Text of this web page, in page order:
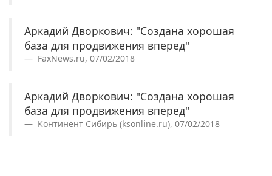
Аркадий Дворкович: "Создана хорошая
база для продвижения вперед"
FaxNews.ru, 07/02/2018
Аркадий Дворкович: "Создана хорошая
база для продвижения вперед"
Континент Сибирь (ksonline.ru), 07/02/2018